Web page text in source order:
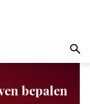
bepalen